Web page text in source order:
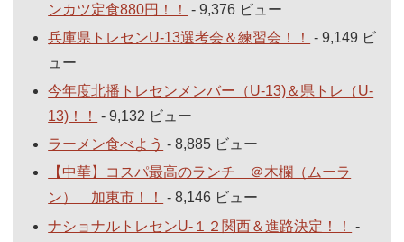
ンカツ定食880円！！
- 9,376 ビュー
兵庫県トレセンU-13選考会＆練習会！！
- 9,149 ビ
ュー
今年度北播トレセンメンバー（U-13)＆県トレ（U-
13)！！
- 9,132 ビュー
ラーメン食べよう - 8,885 ビュー
【中華】コスパ最高のランチ ＠木欄（ムーラ
ン） 加東市！！
- 8,146 ビュー
ナショナルトレセンU-１２関西＆進路決定！！
-